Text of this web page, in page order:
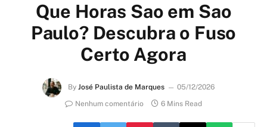
Que Horas Sao em Sao
Paulo? Descubra o Fuso
Certo Agora
By José Paulista de Marques
05/12/2026
Nenhum comentário
6 Mins Read